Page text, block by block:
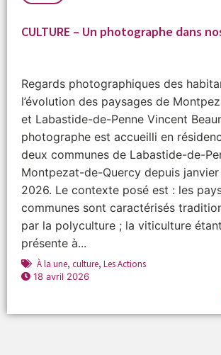
CULTURE – Un photographe dans
Regards photographiques des
l’évolution des paysages de
et Labastide-de-Penne Vincent
photographe est accueilli en
deux communes de Labastide-de-
Montpezat-de-Quercy depuis janvier
2026. Le contexte posé est : les
communes sont caractérisés
par la polyculture ; la viticulture
présente à...
À la une, culture, Les Actions
18 avril 2026